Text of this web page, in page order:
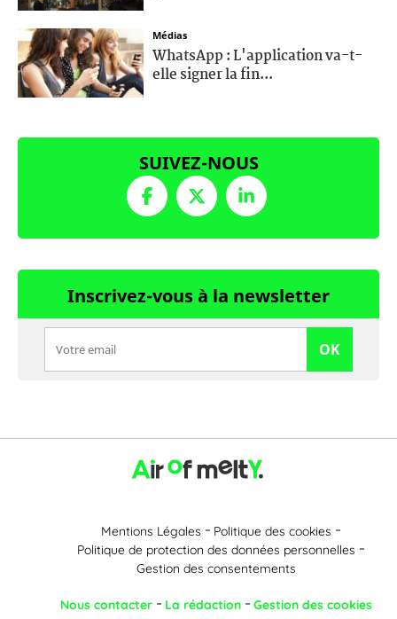
Médias
WhatsApp : L'application va-t-
elle signer la fin...
SUIVEZ-NOUS
Inscrivez-vous à la newsletter
OK
Mentions Légales
Politique des cookies
Politique de protection des données personnelles
Gestion des consentements
Nous contacter La rédaction Gestion des cookies